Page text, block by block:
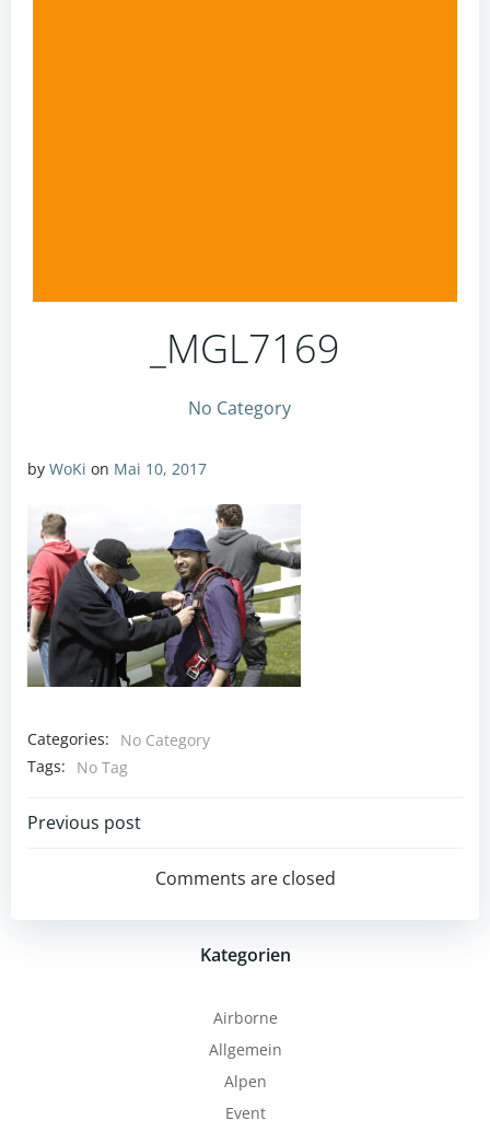
_MGL7169
No Category
by WoKi on Mai 10, 2017
Categories:
No Category
Tags:
No Tag
Post
navigation
Previous post
Comments are closed
Kategorien
Airborne
Allgemein
Alpen
Event